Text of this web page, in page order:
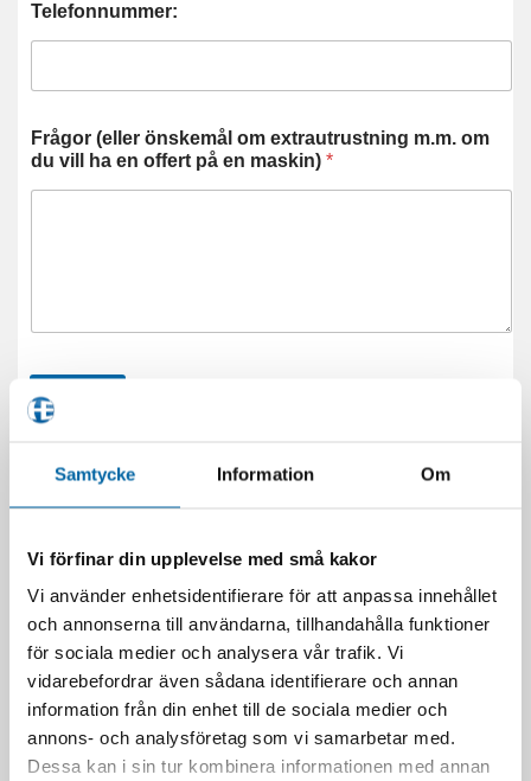
Samtycke Information Om
Vi förfinar din upplevelse med små kakor
Vi använder enhetsidentifierare för att anpassa innehållet
och annonserna till användarna, tillhandahålla funktioner
för sociala medier och analysera vår trafik. Vi
vidarebefordrar även sådana identifierare och annan
information från din enhet till de sociala medier och
annons- och analysföretag som vi samarbetar med.
Dessa kan i sin tur kombinera informationen med annan
Telefonnummer:
Frågor (eller önskemål om extrautrustning m.m. om
du vill ha en offert på en maskin) *
Skicka
BERÄKNA MÅNADSKOSTNAD
Dela upp betalning med LF Finans
Laborera med månadskostnaden genom att ändra Pris,
Kontantinsats, Avbetalningstid och Ränta.